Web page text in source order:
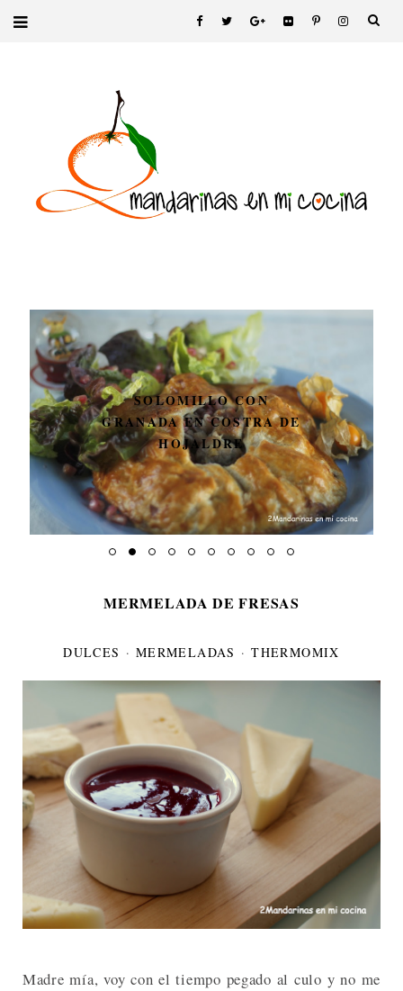
SOLOMILLO CON
GRANADA EN COSTRA DE
HOJALDRE
MERMELADA DE FRESAS
DULCES · MERMELADAS ·THERMOMIX
Madre mía, voy con el tiempo pegado al culo y no me